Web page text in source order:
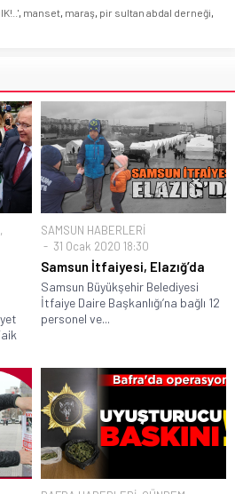
, manset, maraş, pir sultan abdal derneği,
,
SAMSUN HABERLERİ
31 Ocak 2020 18:30
Samsun İtfaiyesi, Elazığ’da
Samsun Büyükşehir Belediyesi
İtfaiye Daire Başkanlığı’na bağlı 12
personel ve...